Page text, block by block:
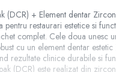
(DCR) + Element dentar
pentru restaurari estetice si
complet. Cele doua unesc
cu un element dentar
rezultate clinice durabile si
(DCR) este realizat din